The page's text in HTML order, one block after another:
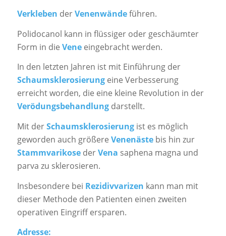
Verkleben derVenenwändeführen.
Polidocanol kann in flüssiger oder geschäumter
Form in die Veneeingebracht werden.
In den letzten Jahren ist mit Einführung der
Schaumsklerosierungeine Verbesserung
erreicht worden, die eine kleine Revolution in der
Verödungsbehandlungdarstellt.
Mit derSchaumsklerosierungist es möglich
geworden auch größere Venenästebis hin zur
StammvarikosederVena saphena magna und
parva zu sklerosieren.
Insbesondere bei Rezidivvarizen kann man mit
dieser Methode den Patienten einen zweiten
operativen Eingriff ersparen.
Adresse: